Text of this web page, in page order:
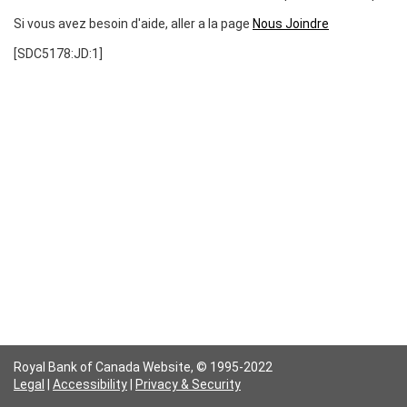
Si vous avez besoin d'aide, aller a la page Nous Joindre
[SDC5178:JD:1]
Royal Bank of Canada Website, © 1995-2022
Legal
Accessibility Privacy & Security